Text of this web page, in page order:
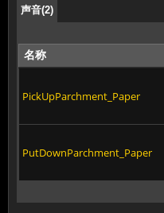
声音(2)
名称
PickUpParchment_Paper
PutDownParchment_Paper